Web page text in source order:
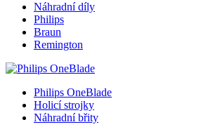
Náhradní díly
Philips
Braun
Remington
Philips OneBlade
Holicí strojky
Náhradní břity